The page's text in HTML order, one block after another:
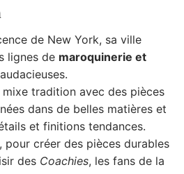
de New York, sa ville
lignes de maroquinerie et
mixe tradition avec des pièces
dans de belles matières et
et finitions tendances.
pour créer des pièces durables
des Coachies, les fans de la